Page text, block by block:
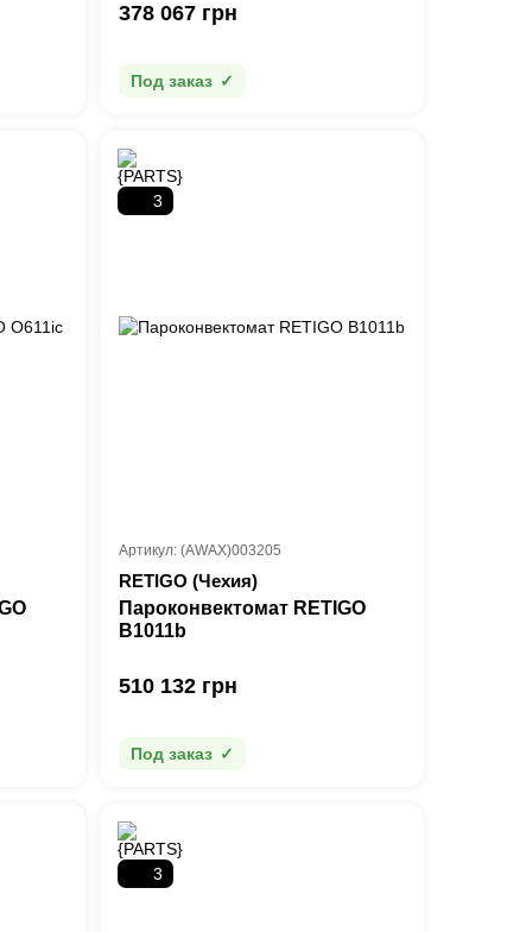
378 067 грн
Под заказ
3
Артикул: (AWAX)003205
RETIGO (Чехия)
Пароконвектомат RETIGO
B1011b
510 132 грн
Под заказ
3